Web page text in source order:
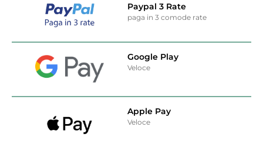
Paypal 3 Rate
paga in 3 comode rate
Google Play
Veloce
Apple Pay
Veloce